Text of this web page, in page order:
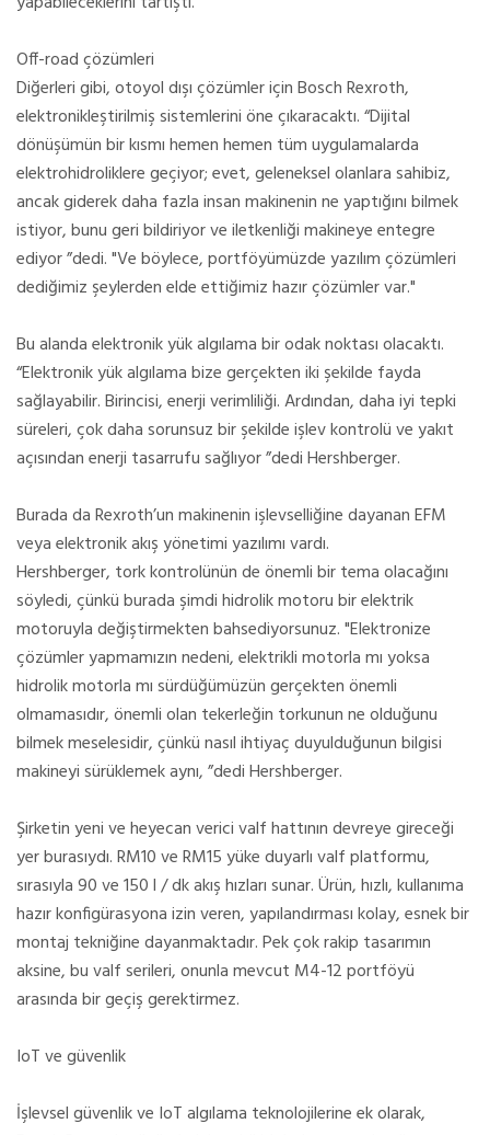
Off-road çözümleri
Diğerleri gibi, otoyol dışı çözümler için Bosch Rexroth,
elektronikleştirilmiş sistemlerini öne çıkaracaktı. “Dijital
dönüşümün bir kısmı hemen hemen tüm uygulamalarda
elektrohidroliklere geçiyor; evet, geleneksel olanlara sahibiz,
ancak giderek daha fazla insan makinenin ne yaptığını bilmek
istiyor, bunu geri bildiriyor ve iletkenliği makineye entegre
ediyor ”dedi. "Ve böylece, portföyümüzde yazılım çözümleri
dediğimiz şeylerden elde ettiğimiz hazır çözümler var."
Bu alanda elektronik yük algılama bir odak noktası olacaktı.
“Elektronik yük algılama bize gerçekten iki şekilde fayda
sağlayabilir. Birincisi, enerji verimliliği. Ardından, daha iyi tepki
süreleri, çok daha sorunsuz bir şekilde işlev kontrolü ve yakıt
açısından enerji tasarrufu sağlıyor ”dedi Hershberger.
Burada da Rexroth’un makinenin işlevselliğine dayanan EFM
veya elektronik akış yönetimi yazılımı vardı.
Hershberger, tork kontrolünün de önemli bir tema olacağını
söyledi, çünkü burada şimdi hidrolik motoru bir elektrik
motoruyla değiştirmekten bahsediyorsunuz. "Elektronize
çözümler yapmamızın nedeni, elektrikli motorla mı yoksa
hidrolik motorla mı sürdüğümüzün gerçekten önemli
olmamasıdır, önemli olan tekerleğin torkunun ne olduğunu
bilmek meselesidir, çünkü nasıl ihtiyaç duyulduğunun bilgisi
makineyi sürüklemek aynı, ”dedi Hershberger.
Şirketin yeni ve heyecan verici valf hattının devreye gireceği
yer burasıydı. RM10 ve RM15 yüke duyarlı valf platformu,
sırasıyla 90 ve 150 l / dk akış hızları sunar. Ürün, hızlı, kullanıma
hazır konfigürasyona izin veren, yapılandırması kolay, esnek bir
montaj tekniğine dayanmaktadır. Pek çok rakip tasarımın
aksine, bu valf serileri, onunla mevcut M4-12 portföyü
arasında bir geçiş gerektirmez.
IoT ve güvenlik
İşlevsel güvenlik ve IoT algılama teknolojilerine ek olarak,